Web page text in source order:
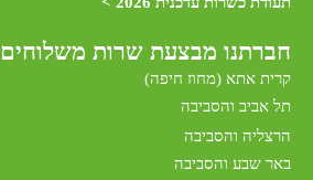
חברתנו מבצעת שרות משלוחים
קרית אתא (מחוז חיפה)
תל אביב והסביבה
הרצליה והסביבה
באר שבע והסביבה